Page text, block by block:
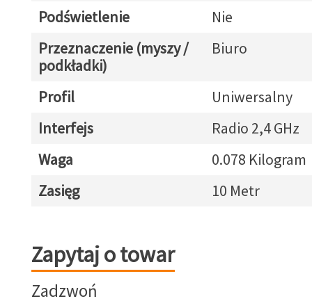
Podświetlenie
Nie
Przeznaczenie (myszy /
podkładki)
Biuro
Profil
Uniwersalny
Interfejs
Radio 2,4 GHz
Waga
0.078 Kilogram
Zasięg
10 Metr
Zapytaj o towar
Zapytaj o towar
Zadzwoń